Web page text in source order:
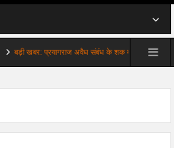
प्रयागराज अवैध संबंध के शक में ट्रिपल मर्डर